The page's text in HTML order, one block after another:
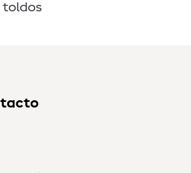
toldos